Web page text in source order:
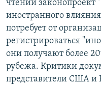
чтении законопроект
иностранного
потребует от
регистрироваться
они получают более
рубежа. Критики
представители США и